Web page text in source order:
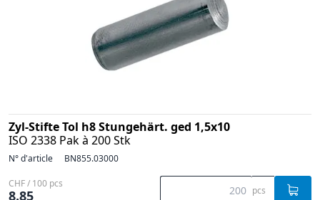
Zyl-Stifte Tol h8 Stungehärt. ged 1,5x10
ISO 2338 Pak à 200 Stk
N° d'article BN855.03000
CHF / 100 pcs
8.85 pcs